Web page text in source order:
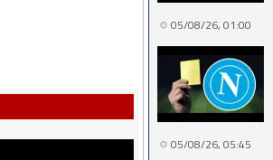
05/08/26, 01:00
05/08/26, 05:45